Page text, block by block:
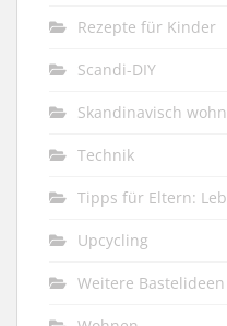
Rezepte für Kinder
Scandi-DIY
Skandinavisch
Technik
Tipps für Eltern:
Upcycling
Weitere Bastelideen